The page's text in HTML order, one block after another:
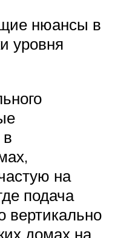
нюансы в
уровня
на
подача
вертикально
домах на